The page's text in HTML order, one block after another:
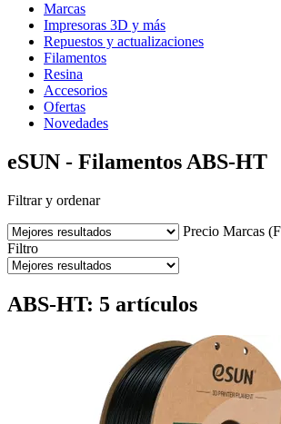
Marcas
Impresoras 3D y más
Repuestos y actualizaciones
Filamentos
Resina
Accesorios
Ofertas
Novedades
eSUN - Filamentos ABS-HT
Filtrar y ordenar
Precio Marcas
Filtro
ABS-HT: 5 artículos